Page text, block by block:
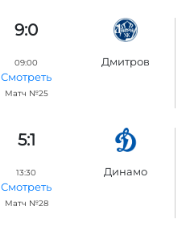
9:0
09:00
Смотреть
Матч №25
Дмитров
5:1
13:30
Смотреть
Матч №28
Динамо